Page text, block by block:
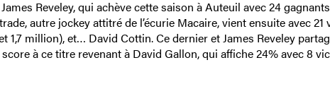
Reveley, qui achève cette saison à Auteuil avec 24
autre jockey attitré de l’écurie Macaire, vient ensuite avec 21
1,7 million), et… David Cottin. Ce dernier et James Reveley
à ce titre revenant à David Gallon, qui affiche 24% avec 8